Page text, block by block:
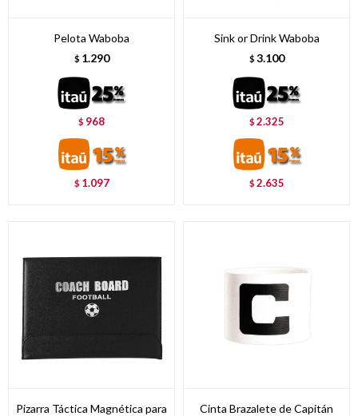
Pelota Waboba
$ 1.290
$ 968
$ 1.097
Sink or Drink Waboba
$ 3.100
$2.325
$2.635
Pizarra Táctica Magnética para
Cinta Brazalete de Capitán